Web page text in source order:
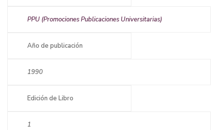
PPU (Promociones Publicaciones Universitarias)
Año de publicación
1990
Edición de Libro
1